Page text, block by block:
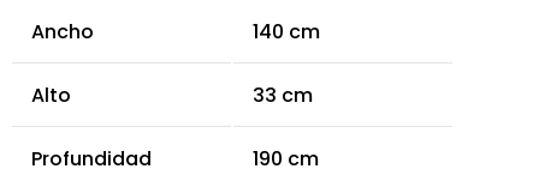
Ancho 140 cm
Alto 33 cm
Profundidad 190 cm